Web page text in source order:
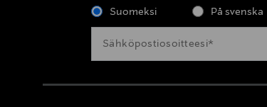
Suomeksi På svenska